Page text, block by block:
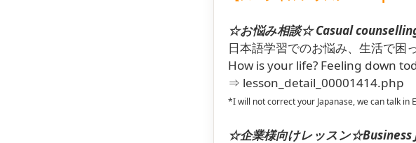
☆お悩み相談☆ Casual
日本語学習でのお悩み、生活で困
How is your life? Feeling down
⇒ lesson_detail_00001414.php
*I will not correct your Japanase, we can talk in
☆企業様向けレッスン☆Business